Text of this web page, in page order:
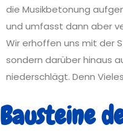
die Musikbetonung
und umfasst dann aber
Wir erhoffen uns mit der
sondern darüber hinaus
niederschlägt. Denn
Bausteine